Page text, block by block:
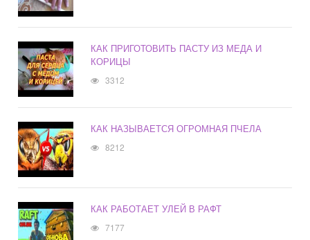
КАК ПРИГОТОВИТЬ ПАСТУ ИЗ МЕДА И
КОРИЦЫ
3312
КАК НАЗЫВАЕТСЯ ОГРОМНАЯ ПЧЕЛА
8212
КАК РАБОТАЕТ УЛЕЙ В РАФТ
7177